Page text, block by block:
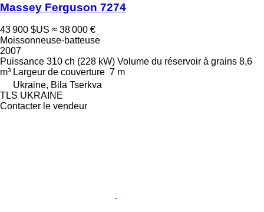
Massey Ferguson 7274
43 900 $US ≈ 38 000 €
Moissonneuse-batteuse
2007
Puissance 310 ch (228 kW) Volume du réservoir à grains 8,6
m³ Largeur de couverture 7 m
Ukraine, Bila Tserkva
TLS UKRAINE
Contacter le vendeur